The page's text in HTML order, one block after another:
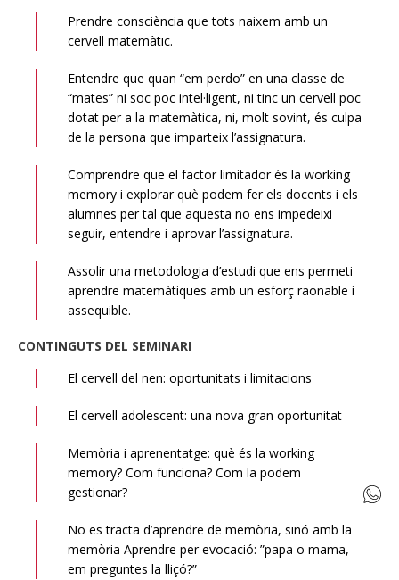
Prendre consciència que tots naixem amb un
cervell matemàtic.
Entendre que quan “em perdo” en una classe de
“mates” ni soc poc intel·ligent, ni tinc un cervell poc
dotat per a la matemàtica, ni, molt sovint, és culpa
de la persona que imparteix l’assignatura.
Comprendre que el factor limitador és la working
memory i explorar què podem fer els docents i els
alumnes per tal que aquesta no ens impedeixi
seguir, entendre i aprovar l’assignatura.
Assolir una metodologia d’estudi que ens permeti
aprendre matemàtiques amb un esforç raonable i
assequible.
CONTINGUTS DEL SEMINARI
El cervell del nen: oportunitats i limitacions
El cervell adolescent: una nova gran oportunitat
Memòria i aprenentatge: què és la working
memory? Com funciona? Com la podem
gestionar?
No es tracta d’aprendre de memòria, sinó amb la
memòria Aprendre per evocació: ”papa o mama,
em preguntes la lliçó?”